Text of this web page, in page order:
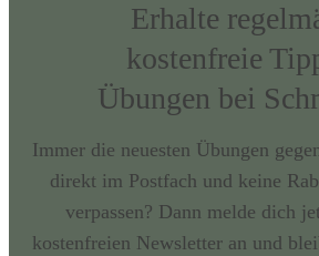
Erhalte
kostenfreie
Übungen bei
Immer die neuesten Übungen
direkt im Postfach und keine
verpassen? Dann melde dich
kostenfreien Newsletter an und